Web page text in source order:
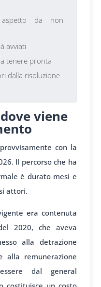
da non
avviati
tenere pronta
dalla risoluzione
viene
con la
Il percorso che ha
è durato mesi e
attori.
era contenuta
2020, che aveva
alla detrazione
alla remunerazione
dal general